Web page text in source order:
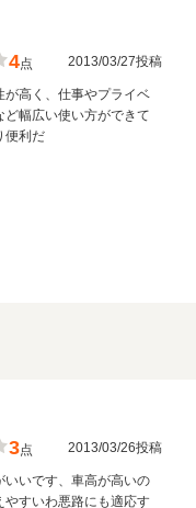
4点 2013/03/27投稿
が高く、仕事やプライベ
ど幅広い使い方ができて
便利だ
3点 2013/03/26投稿
いいです、車高が高いの
やすいわ悪路にも適応す